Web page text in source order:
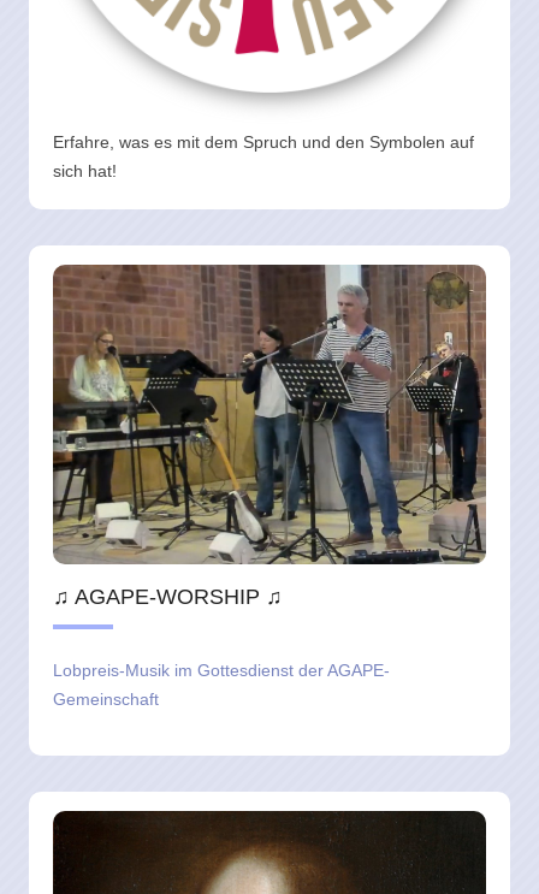
Erfahre, was es mit dem Spruch und den Symbolen auf
sich hat!
♫ AGAPE-WORSHIP ♫
Lobpreis-Musik im Gottesdienst der AGAPE-
Gemeinschaft